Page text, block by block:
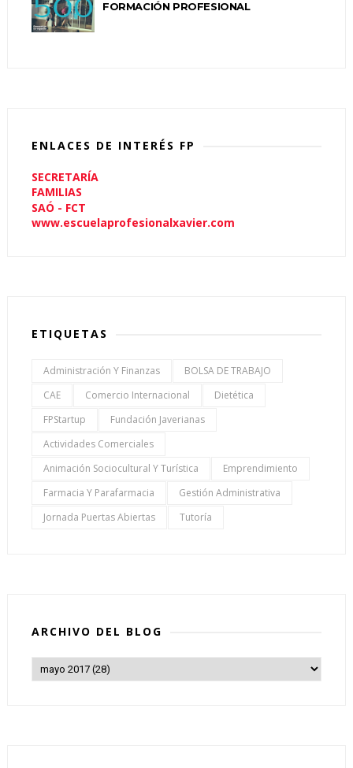
FORMACIÓN PROFESIONAL
ENLACES DE INTERÉS FP
SECRETARÍA
FAMILIAS
SAÓ - FCT
www.escuelaprofesionalxavier.com
ETIQUETAS
Administración Y Finanzas
BOLSA DE TRABAJO
CAE
Comercio Internacional
Dietética
FPStartup
Fundación Javerianas
Actividades Comerciales
Animación Sociocultural Y Turística
Emprendimiento
Farmacia Y Parafarmacia
Gestión Administrativa
Jornada Puertas Abiertas
Tutoría
ARCHIVO DEL BLOG